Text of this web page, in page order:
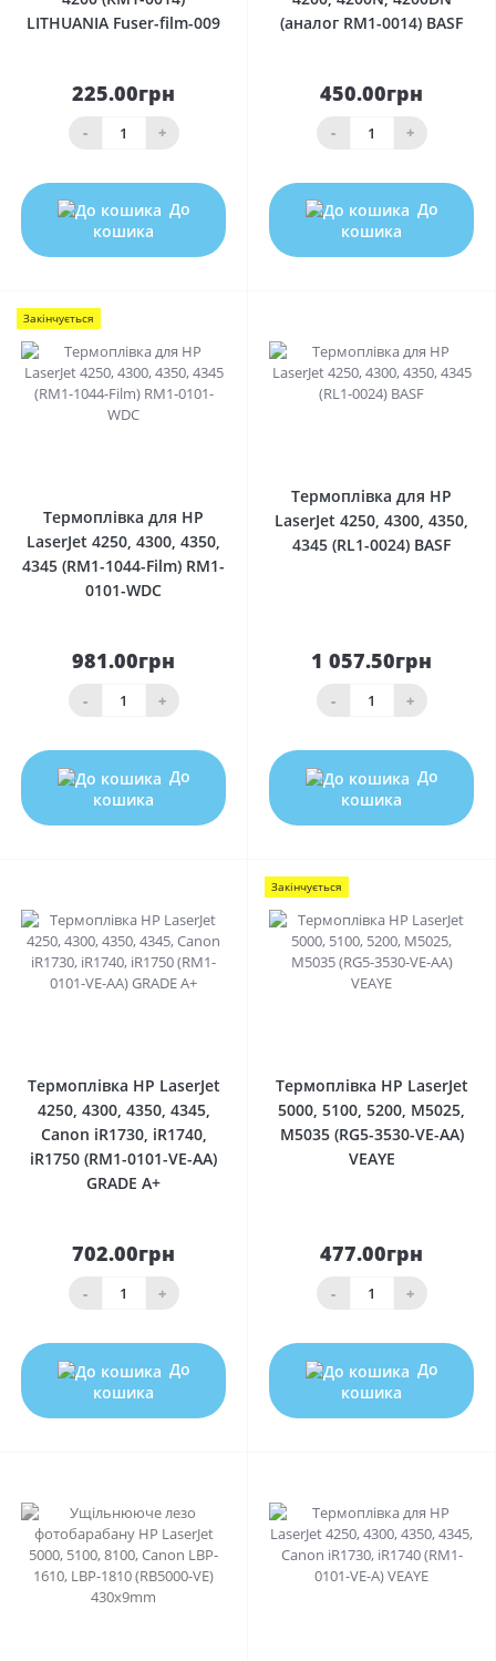
LITHUANIA Fuser-film-009
225.00грн
- +
До
кошика
(аналог RM1-0014) BASF
450.00грн
- +
До
кошика
Закінчується
Термоплівка для HP
LaserJet 4250, 4300, 4350,
4345 (RM1-1044-Film) RM1-
0101-WDC
981.00грн
- +
До
кошика
Термоплівка для HP
LaserJet 4250, 4300, 4350,
4345 (RL1-0024) BASF
1 057.50грн
- +
До
кошика
Термоплівка HP LaserJet
4250, 4300, 4350, 4345,
Canon iR1730, iR1740,
iR1750 (RM1-0101-VE-AA)
GRADE A+
702.00грн
- +
До
кошика
Закінчується
Термоплівка HP LaserJet
5000, 5100, 5200, M5025,
M5035 (RG5-3530-VE-AA)
VEAYE
477.00грн
- +
До
кошика